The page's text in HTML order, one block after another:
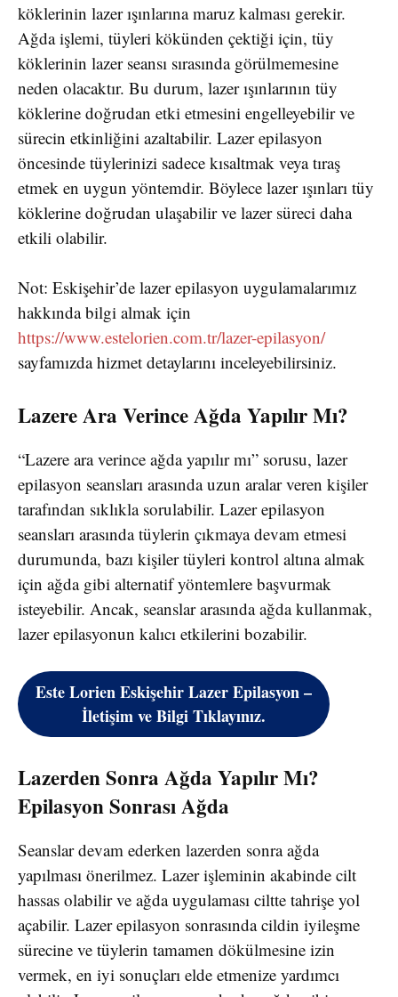
köklerinin lazer ışınlarına maruz kalması gerekir.
Ağda işlemi, tüyleri kökünden çektiği için, tüy
köklerinin lazer seansı sırasında görülmemesine
neden olacaktır. Bu durum, lazer ışınlarının tüy
köklerine doğrudan etki etmesini engelleyebilir ve
sürecin etkinliğini azaltabilir. Lazer epilasyon
öncesinde tüylerinizi sadece kısaltmak veya tıraş
etmek en uygun yöntemdir. Böylece lazer ışınları tüy
köklerine doğrudan ulaşabilir ve lazer süreci daha
etkili olabilir.
Not: Eskişehir’de lazer epilasyon uygulamalarımız
hakkında bilgi almak için
https://www.estelorien.com.tr/lazer-epilasyon/
sayfamızda hizmet detaylarını inceleyebilirsiniz.
Lazere Ara Verince Ağda Yapılır Mı?
“Lazere ara verince ağda yapılır mı” sorusu, lazer
epilasyon seansları arasında uzun aralar veren kişiler
tarafından sıklıkla sorulabilir. Lazer epilasyon
seansları arasında tüylerin çıkmaya devam etmesi
durumunda, bazı kişiler tüyleri kontrol altına almak
için ağda gibi alternatif yöntemlere başvurmak
isteyebilir. Ancak, seanslar arasında ağda kullanmak,
lazer epilasyonun kalıcı etkilerini bozabilir.
Este Lorien Eskişehir Lazer Epilasyon –
İletişim ve Bilgi Tıklayınız.
Lazerden Sonra Ağda Yapılır Mı?
Epilasyon Sonrası Ağda
Seanslar devam ederken lazerden sonra ağda
yapılması önerilmez. Lazer işleminin akabinde cilt
hassas olabilir ve ağda uygulaması ciltte tahrişe yol
açabilir. Lazer epilasyon sonrasında cildin iyileşme
sürecine ve tüylerin tamamen dökülmesine izin
vermek, en iyi sonuçları elde etmenize yardımcı